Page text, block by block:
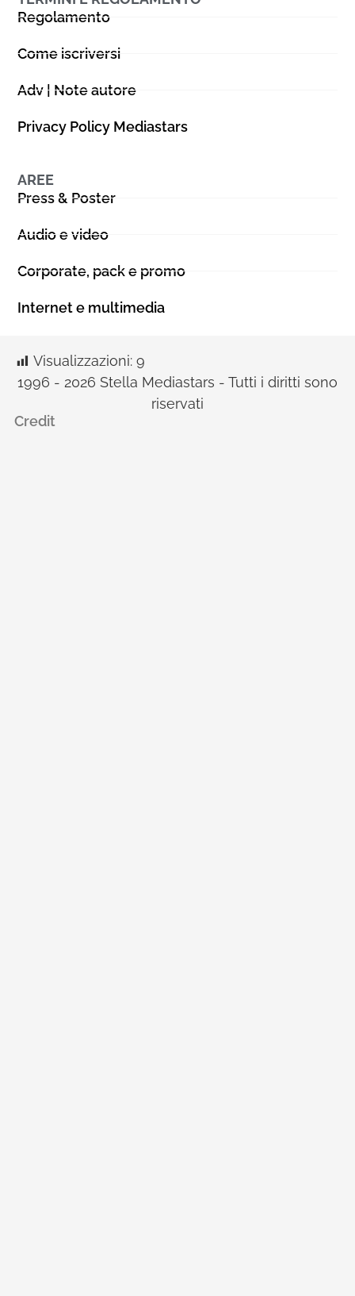
Regolamento
Come iscriversi
Adv | Note autore
Privacy Policy Mediastars
AREE
Press & Poster
Audio e video
Corporate, pack e promo
Internet e multimedia
Visualizzazioni: 9
1996 - 2026 Stella Mediastars - Tutti i diritti sono
riservati
Credit